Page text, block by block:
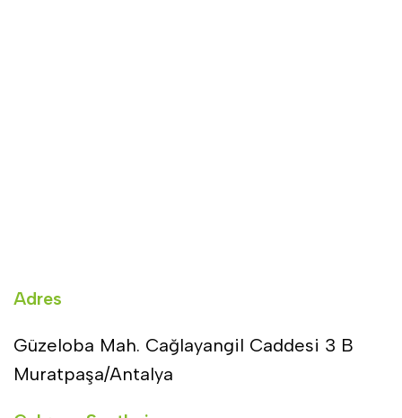
Adres
Güzeloba Mah. Cağlayangil Caddesi 3 B
Muratpaşa/Antalya